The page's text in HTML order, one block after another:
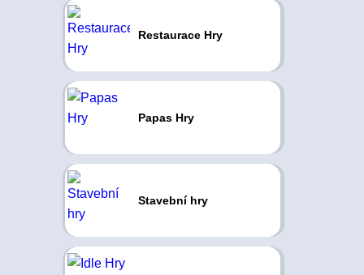
Restaurace Hry
Papas Hry
Stavební hry